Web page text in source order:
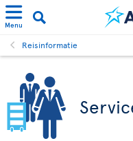
Menu
Reisinformatie